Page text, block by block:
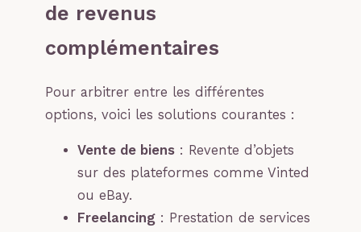
de revenus
complémentaires
Pour arbitrer entre les différentes
options, voici les solutions courantes :
Vente de biens : Revente d’objets
sur des plateformes comme Vinted
ou eBay.
Freelancing : Prestation de services